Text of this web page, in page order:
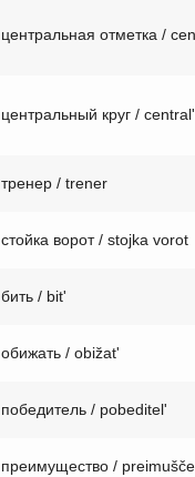
центральная отметка /
центральный круг /
тренер / trener
стойка ворот / stojka vorot
бить / bit'
обижать / obižat'
победитель / pobeditel'
преимущество /